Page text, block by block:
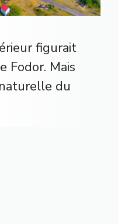
figurait
Fodor. Mais
du